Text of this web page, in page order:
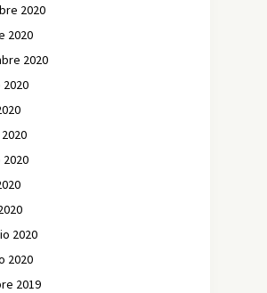
2020
2020
2020
2020
2020
2019